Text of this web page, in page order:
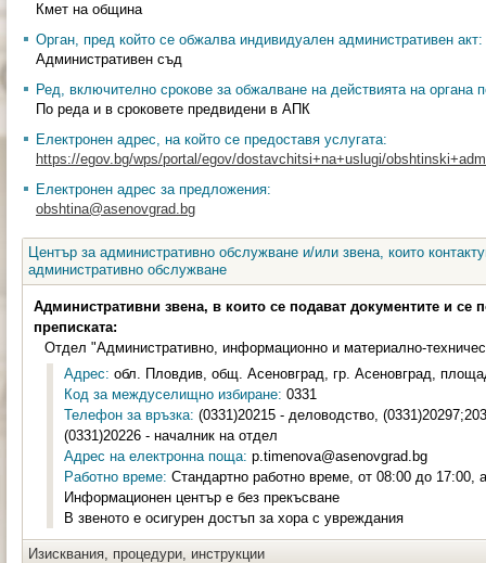
Кмет на община
Орган, пред който се обжалва индивидуален административен акт:
Административен съд
Ред, включително срокове за обжалване на действията на органа
По реда и в сроковете предвидени в АПК
Електронен адрес, на който се предоставя услугата:
https://egov.bg/wps/portal/egov/dostavchitsi+na+uslugi/
Електронен адрес за предложения:
obshtina@asenovgrad.bg
Център за административно обслужване и/или звена, които
административно обслужване
Административни звена, в които се подават документите и се
преписката:
Отдел "Административно, информационно и материално-
Адрес: обл. Пловдив, общ. Асеновград, гр. Асеновград,
Код за междуселищно избиране: 0331
Телефон за връзка: (0331)20215 - деловодство,
(0331)20226 - началник на отдел
Адрес на електронна поща: p.timenova@asenovgrad.bg
Работно време: Стандартно работно време, от 08:00 до 17:00,
Информационен център е без прекъсване
В звеното е осигурен достъп за хора с увреждания
Изисквания, процедури, инструкции